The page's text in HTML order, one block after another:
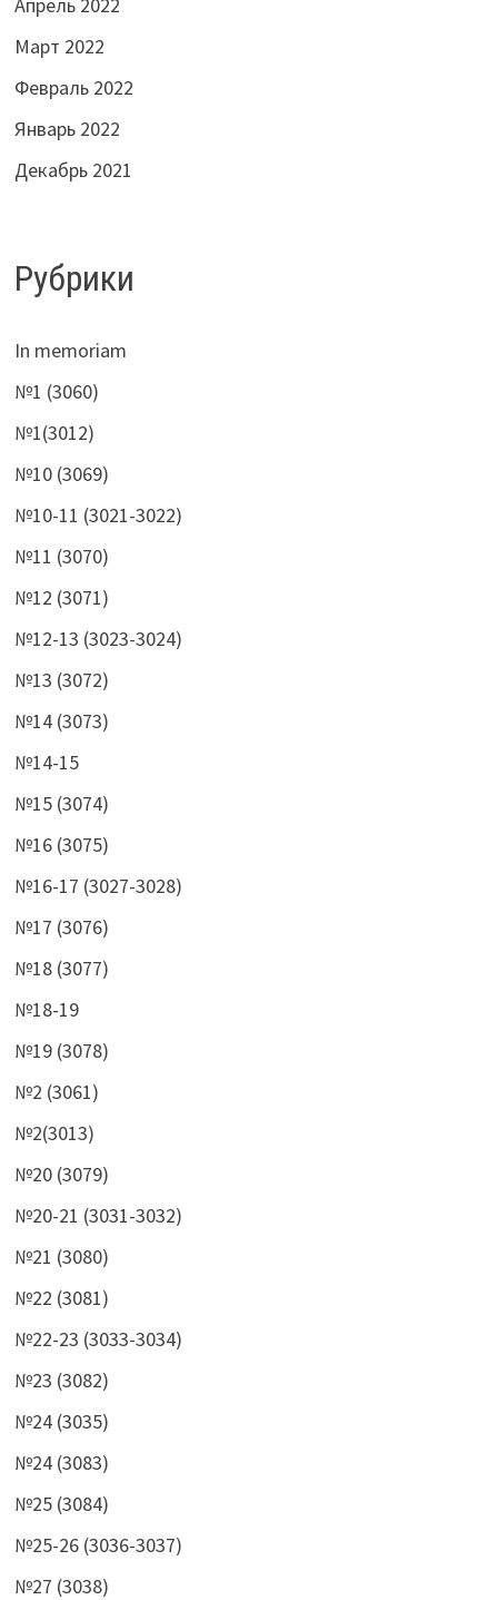
Март 2022
Февраль 2022
Январь 2022
Декабрь 2021
Рубрики
In memoriam
№1 (3060)
№1(3012)
№10 (3069)
№10-11 (3021-3022)
№11 (3070)
№12 (3071)
№12-13 (3023-3024)
№13 (3072)
№14 (3073)
№14-15
№15 (3074)
№16 (3075)
№16-17 (3027-3028)
№17 (3076)
№18 (3077)
№18-19
№19 (3078)
№2 (3061)
№2(3013)
№20 (3079)
№20-21 (3031-3032)
№21 (3080)
№22 (3081)
№22-23 (3033-3034)
№23 (3082)
№24 (3035)
№24 (3083)
№25 (3084)
№25-26 (3036-3037)
№27 (3038)